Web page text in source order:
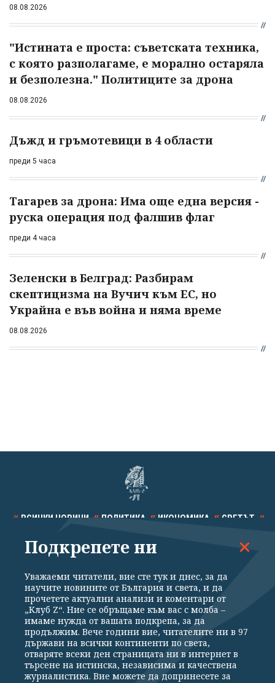
08.08.2026
"Истината е проста: съветската техника,
с която разполагаме, е морално остаряла
и безполезна." Политиците за дрона
08.08.2026
Дъжд и гръмотевици в 4 области
преди 5 часа
Тагарев за дрона: Има още една версия -
руска операция под фалшив флаг
преди 4 часа
Зеленски в Белград: Разбирам
скептицизма на Вучич към ЕС, но
Украйна е във война и няма време
08.08.2026
ВСИЧКИ НОВИНИ ПОЛИТИКА ИКОНОМИКА СВЕТЪТ
СПОРТ КУЛТУРА ТЕХНОЛОГИИ КАЛЕЙДОСКОП
Общи условия
Политика за поверителност
Реклама
Партньори Контакти
За Клуб Z
Екип
Подкрепете ни
Подкрепете ни
Уважаеми читатели, вие сте тук и днес, за да
научите новините от България и света, и да
прочетете актуални анализи и коментари от
„Клуб Z“. Ние се обръщаме към вас с молба –
имаме нужда от вашата подкрепа, за да
продължим. Вече години вие, читателите ни в 97
държави на всички континенти по света,
отваряте всеки ден страницата ни в интернет в
търсене на истинска, независима и качествена
журналистика. Вие можете да допринесете за